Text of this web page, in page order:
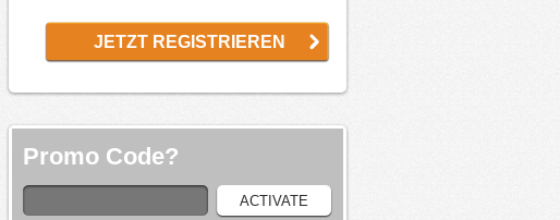
JETZT REGISTRIEREN
Promo Code?